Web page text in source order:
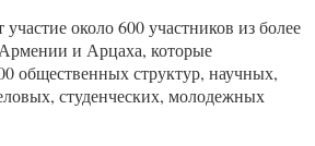
около 600 участников из более
и Арцаха, которые
общественных структур, научных,
студенческих, молодежных